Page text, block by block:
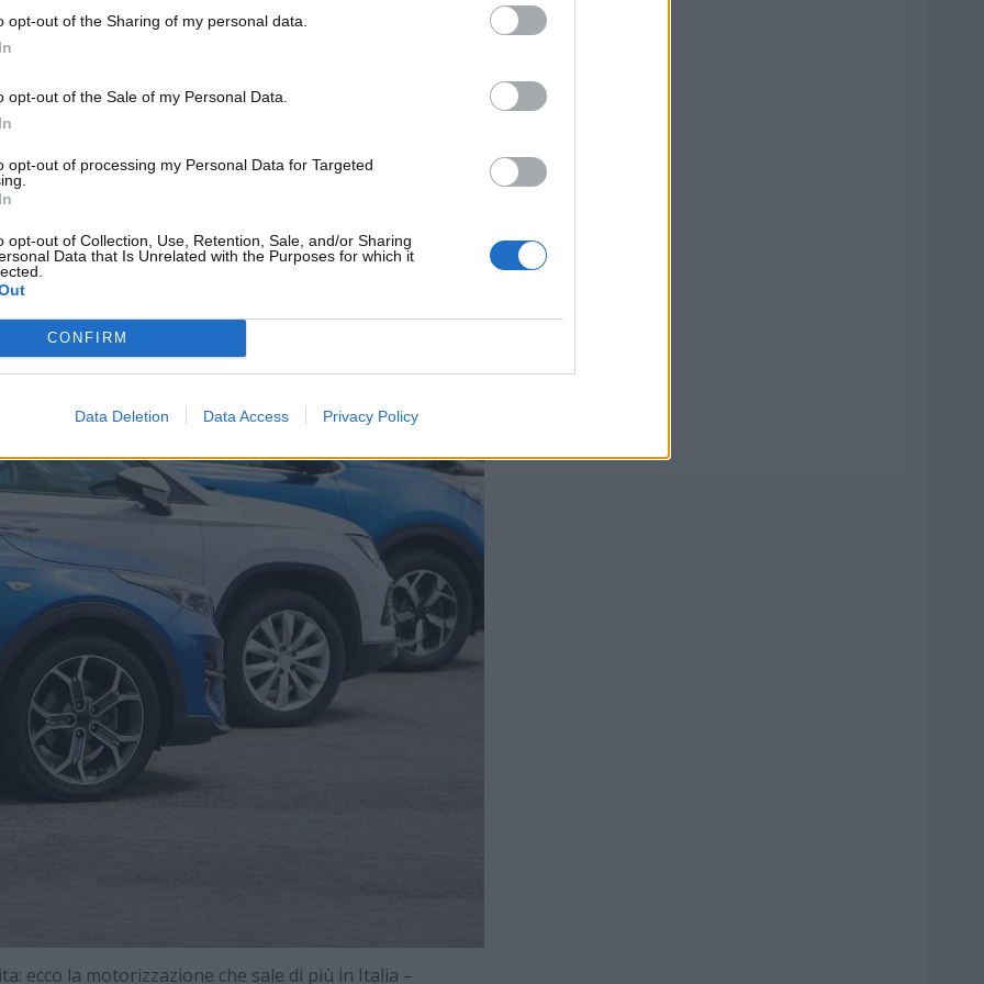
opt-out of the Sharing of my personal data.
opt-out of the Sale of my Personal Data.
opt-out of processing my Personal Data for Targeted
opt-out of Collection, Use, Retention, Sale, and/or Sharing
Data that Is Unrelated with the Purposes for which it
CONFIRM
Data Deletion Data Access Privacy Policy
precedente è stata dell’1,5%
mesi a questa parte. Ma quali sono le motorizzazioni in
i numeri.
di questa motorizzazione è
sul mercato dell’usato. Ci sono vetture, infatti, che si
a imporsi. A farla ancora da padrone in questo mercato
il 42% delle compravendite avvengono per auto diesel.
percentuali rispetto allo stesso periodo del 2024
ecco la motorizzazione che sale di più in Italia –